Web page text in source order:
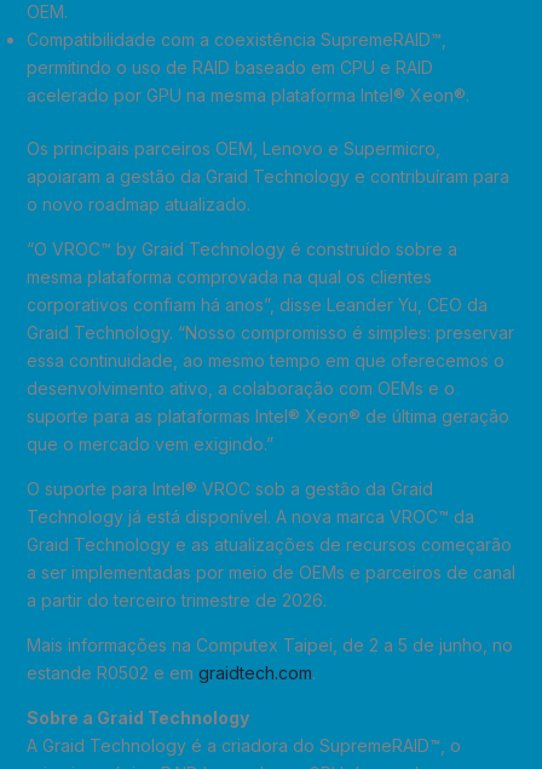
OEM.
Compatibilidade com a coexistência SupremeRAID™,
permitindo o uso de RAID baseado em CPU e RAID
acelerado por GPU na mesma plataforma Intel® Xeon®.
Os principais parceiros OEM, Lenovo e Supermicro,
apoiaram a gestão da Graid Technology e contribuíram para
o novo roadmap atualizado.
“O VROC™ by Graid Technology é construído sobre a
mesma plataforma comprovada na qual os clientes
corporativos confiam há anos”, disse Leander Yu, CEO da
Graid Technology. “Nosso compromisso é simples: preservar
essa continuidade, ao mesmo tempo em que oferecemos o
desenvolvimento ativo, a colaboração com OEMs e o
suporte para as plataformas Intel® Xeon® de última geração
que o mercado vem exigindo.”
O suporte para Intel® VROC sob a gestão da Graid
Technology já está disponível. A nova marca VROC™ da
Graid Technology e as atualizações de recursos começarão
a ser implementadas por meio de OEMs e parceiros de canal
a partir do terceiro trimestre de 2026.
Mais informações na Computex Taipei, de 2 a 5 de junho, no
estande R0502 e em graidtech.com.
Sobre a Graid Technology
A Graid Technology é a criadora do SupremeRAID™, o